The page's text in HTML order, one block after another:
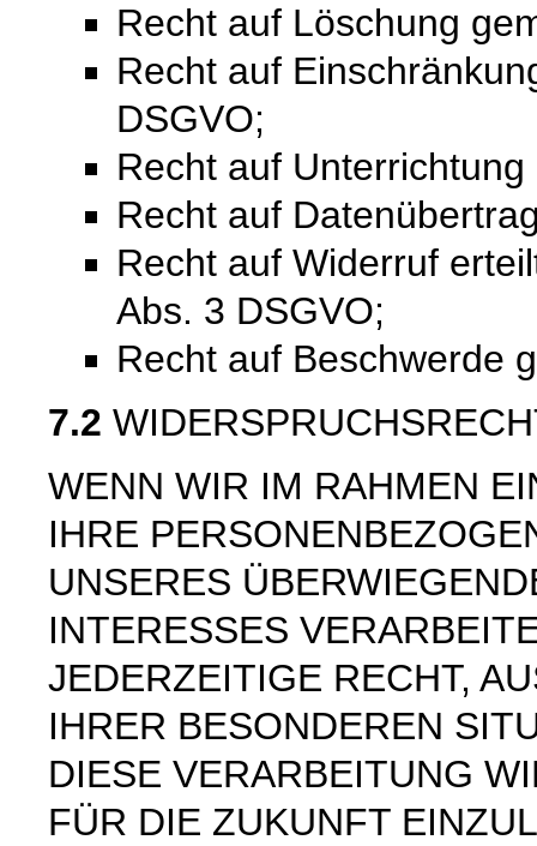
Recht auf Löschung
Recht auf
DSGVO;
Recht auf
Recht auf
Recht auf Widerruf
Abs. 3 DSGVO;
Recht auf Beschwerde
7.2
WENN WIR IM RAHMEN
IHRE
UNSERES
INTERESSES
JEDERZEITIGE RECHT,
IHRER BESONDEREN
DIESE VERARBEITUNG
FÜR DIE ZUKUNFT